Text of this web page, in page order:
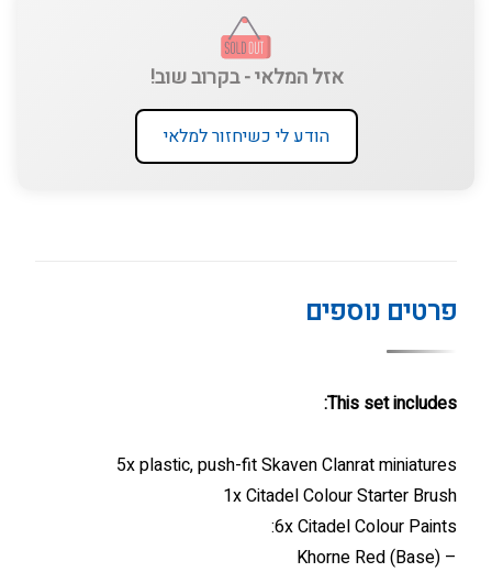
אזל המלאי - בקרוב שוב!
הודע לי כשיחזור למלאי
פרטים נוספים
This set includes:
5x plastic, push-fit Skaven Clanrat miniatures
1x Citadel Colour Starter Brush
6x Citadel Colour Paints:
– Khorne Red (Base)